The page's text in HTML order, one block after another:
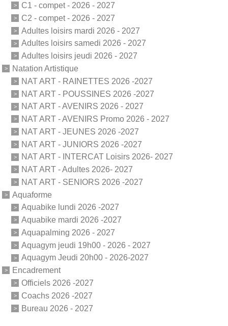
C1 - compet - 2026 - 2027
C2 - compet - 2026 - 2027
Adultes loisirs mardi 2026 - 2027
Adultes loisirs samedi 2026 - 2027
Adultes loisirs jeudi 2026 - 2027
Natation Artistique
NAT ART - RAINETTES 2026 -2027
NAT ART - POUSSINES 2026 -2027
NAT ART - AVENIRS 2026 - 2027
NAT ART - AVENIRS Promo 2026 - 2027
NAT ART - JEUNES 2026 -2027
NAT ART - JUNIORS 2026 -2027
NAT ART - INTERCAT Loisirs 2026- 2027
NAT ART - Adultes 2026- 2027
NAT ART - SENIORS 2026 -2027
Aquaforme
Aquabike lundi 2026 -2027
Aquabike mardi 2026 -2027
Aquapalming 2026 - 2027
Aquagym jeudi 19h00 - 2026 - 2027
Aquagym Jeudi 20h00 - 2026-2027
Encadrement
Officiels 2026 -2027
Coachs 2026 -2027
Bureau 2026 - 2027